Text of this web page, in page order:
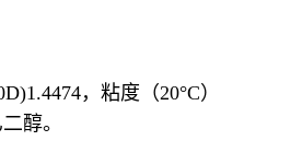
，粘度（20°C）
醇。